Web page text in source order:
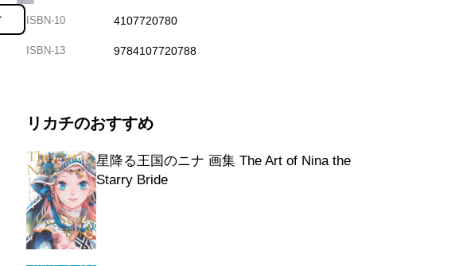
ISBN-10 4107720780
ISBN-13 9784107720788
リカチのおすすめ
星降る王国のニナ 画集 The Art of Nina the
Starry Bride